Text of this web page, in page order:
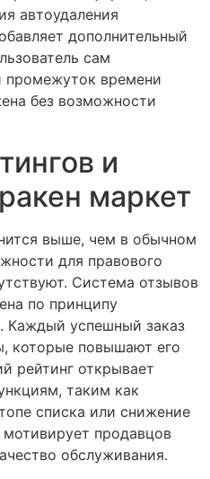
автоудаления
дополнительный
сам
промежуток времени
без возможности
и
маркет
выше, чем в обычном
для правового
Система отзывов
по принципу
Каждый успешный заказ
которые повышают его
рейтинг открывает
таким как
списка или снижение
продавцов
обслуживания.